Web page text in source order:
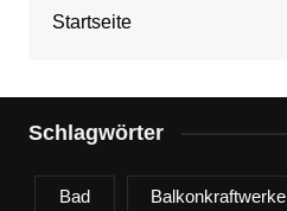
Startseite
Schlagwörter
Bad Balkonkraftwerke